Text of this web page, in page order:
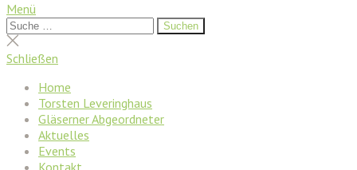
Menü
Suchen
nach:
Suchen
Suche
schließen
Schließen
Home
Torsten Leveringhaus
Gläserner Abgeordneter
Aktuelles
Events
Kontakt